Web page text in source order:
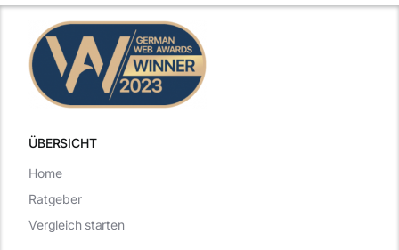
ÜBERSICHT
Home
Ratgeber
Vergleich starten